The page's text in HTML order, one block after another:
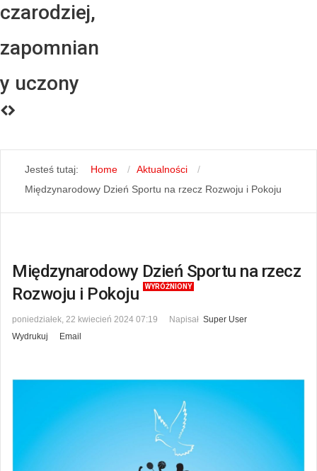
czarodziej,
zapomnian
y uczony
Jesteś tutaj: Home
Aktualności
Międzynarodowy Dzień Sportu na rzecz Rozwoju i Pokoju
Międzynarodowy Dzień Sportu na rzecz
Rozwoju i Pokoju
WYRÓŻNIONY
poniedziałek, 22 kwiecień 2024 07:19 Napisał Super User
Wydrukuj
Email